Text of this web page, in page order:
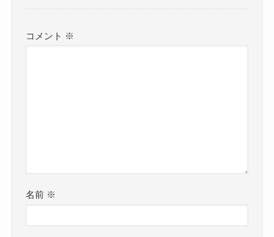
コメント ※
名前 ※